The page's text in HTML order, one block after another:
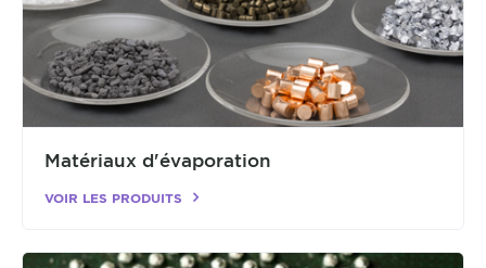
Matériaux d'évaporation
VOIR LES PRODUITS